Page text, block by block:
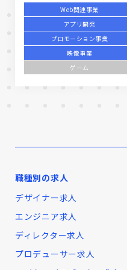
Web関連事業
アプリ開発
プロモーション事業
映像事業
ゲーム
職種別の求人
デザイナー求人
エンジニア求人
ディレクター求人
プロデューサー求人